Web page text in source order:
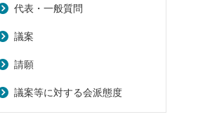
代表・一般質問
議案
請願
議案等に対する会派態度